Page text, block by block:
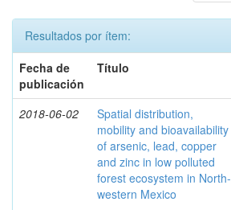
Resultados por ítem:
Fecha de
publicación
Título
2018-06-02
Spatial distribution,
mobility and bioavailability
of arsenic, lead, copper
and zinc in low polluted
forest ecosystem in North-
western Mexico